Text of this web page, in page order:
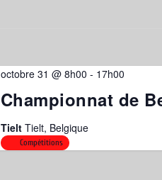
Championnat de
octobre 31 @ 8h00 - 17h00
Tielt Tielt, Belgique
Compétitions